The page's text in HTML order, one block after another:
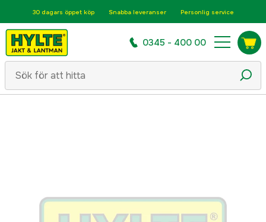
30 dagars öppet köp Snabba leveranser Personlig service
0345 - 400 00